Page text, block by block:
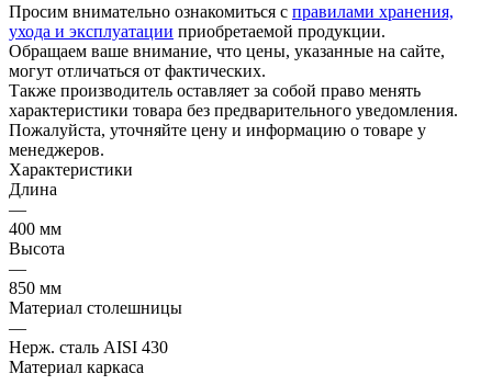
Просим внимательно ознакомиться с правилами хранения,
ухода и эксплуатации приобретаемой продукции.
Обращаем ваше внимание, что цены, указанные на сайте,
могут отличаться от фактических.
Также производитель оставляет за собой право менять
характеристики товара без предварительного уведомления.
Пожалуйста, уточняйте цену и информацию о товаре у
менеджеров.
Характеристики
Длина
—
400 мм
Высота
—
850 мм
Материал столешницы
—
Нерж. сталь AISI 430
Материал каркаса